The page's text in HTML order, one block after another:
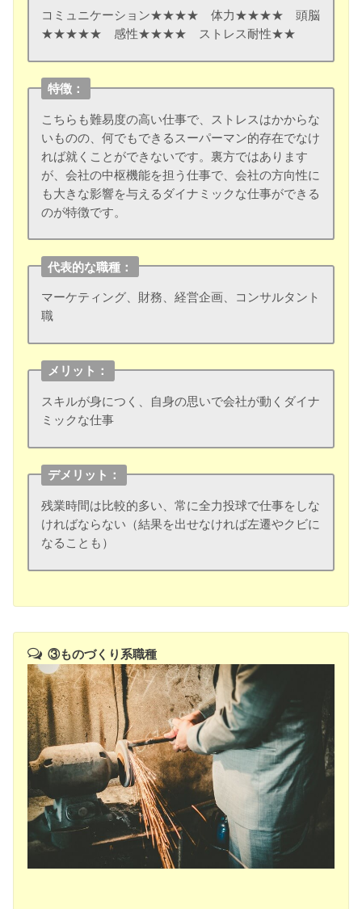
コミュニケーション★★★★ 体力★★★★ 頭脳
★★★★★ 感性★★★★ ストレス耐性★★
特徴：
こちらも難易度の高い仕事で、ストレスはかからな
いものの、何でもできるスーパーマン的存在でなけ
れば就くことができないです。裏方ではあります
が、会社の中枢機能を担う仕事で、会社の方向性に
も大きな影響を与えるダイナミックな仕事ができる
のが特徴です。
代表的な職種：
マーケティング、財務、経営企画、コンサルタント
職
メリット：
スキルが身につく、自身の思いで会社が動くダイナ
ミックな仕事
デメリット：
残業時間は比較的多い、常に全力投球で仕事をしな
ければならない（結果を出せなければ左遷やクビに
なることも）
③ものづくり系職種